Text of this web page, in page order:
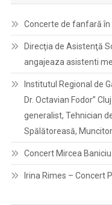
Concerte de fanfară în
Direcţia de Asistenţă
angajeaza asistenti
Institutul Regional de
Dr. Octavian Fodor”
generalist, Tehnician
Spălătoreasă,
Concert Mircea
Irina Rimes – Concert